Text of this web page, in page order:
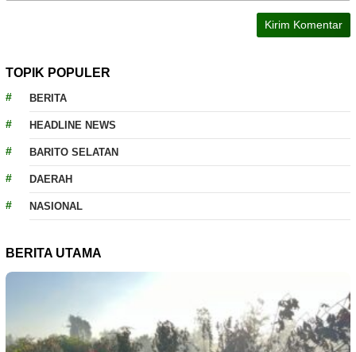
TOPIK POPULER
BERITA
HEADLINE NEWS
BARITO SELATAN
DAERAH
NASIONAL
BERITA UTAMA